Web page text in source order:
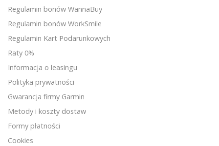
Regulamin bonów WannaBuy
Regulamin bonów WorkSmile
Regulamin Kart Podarunkowych
Raty 0%
Informacja o leasingu
Polityka prywatności
Gwarancja firmy Garmin
Metody i koszty dostaw
Formy płatności
Cookies